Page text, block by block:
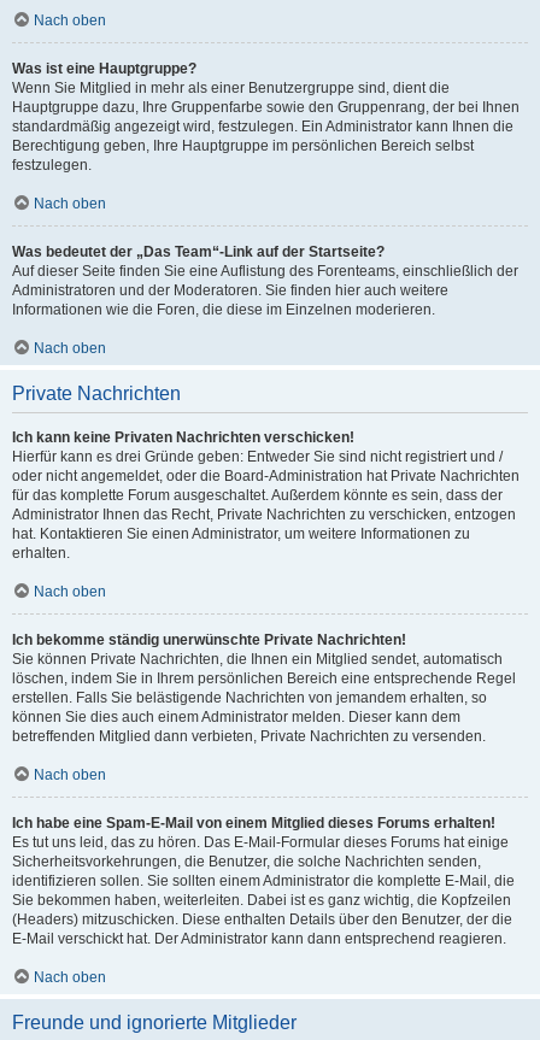
Nach oben
Was ist eine Hauptgruppe?
Wenn Sie Mitglied in mehr als einer Benutzergruppe sind, dient die
Hauptgruppe dazu, Ihre Gruppenfarbe sowie den Gruppenrang, der bei Ihnen
standardmäßig angezeigt wird, festzulegen. Ein Administrator kann Ihnen die
Berechtigung geben, Ihre Hauptgruppe im persönlichen Bereich selbst
festzulegen.
Nach oben
Was bedeutet der „Das Team“-Link auf der Startseite?
Auf dieser Seite finden Sie eine Auflistung des Forenteams, einschließlich der
Administratoren und der Moderatoren. Sie finden hier auch weitere
Informationen wie die Foren, die diese im Einzelnen moderieren.
Nach oben
Private Nachrichten
Ich kann keine Privaten Nachrichten verschicken!
Hierfür kann es drei Gründe geben: Entweder Sie sind nicht registriert und /
oder nicht angemeldet, oder die Board-Administration hat Private Nachrichten
für das komplette Forum ausgeschaltet. Außerdem könnte es sein, dass der
Administrator Ihnen das Recht, Private Nachrichten zu verschicken, entzogen
hat. Kontaktieren Sie einen Administrator, um weitere Informationen zu
erhalten.
Nach oben
Ich bekomme ständig unerwünschte Private Nachrichten!
Sie können Private Nachrichten, die Ihnen ein Mitglied sendet, automatisch
löschen, indem Sie in Ihrem persönlichen Bereich eine entsprechende Regel
erstellen. Falls Sie belästigende Nachrichten von jemandem erhalten, so
können Sie dies auch einem Administrator melden. Dieser kann dem
betreffenden Mitglied dann verbieten, Private Nachrichten zu versenden.
Nach oben
Ich habe eine Spam-E-Mail von einem Mitglied dieses Forums erhalten!
Es tut uns leid, das zu hören. Das E-Mail-Formular dieses Forums hat einige
Sicherheitsvorkehrungen, die Benutzer, die solche Nachrichten senden,
identifizieren sollen. Sie sollten einem Administrator die komplette E-Mail, die
Sie bekommen haben, weiterleiten. Dabei ist es ganz wichtig, die Kopfzeilen
(Headers) mitzuschicken. Diese enthalten Details über den Benutzer, der die
E-Mail verschickt hat. Der Administrator kann dann entsprechend reagieren.
Nach oben
Freunde und ignorierte Mitglieder